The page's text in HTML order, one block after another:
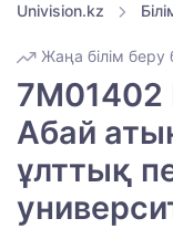
Univision.kz
Жаңа білім
7M01402
Абай
ұлттық